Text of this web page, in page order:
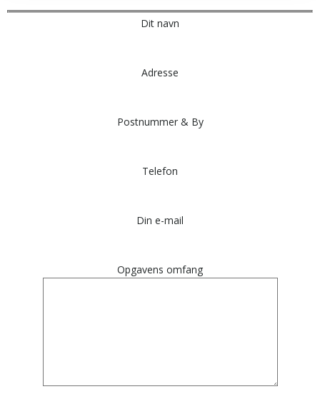
Dit navn
Adresse
Postnummer & By
Telefon
Din e-mail
Opgavens omfang